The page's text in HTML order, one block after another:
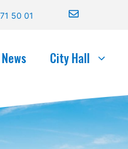
50 01
News City Hall